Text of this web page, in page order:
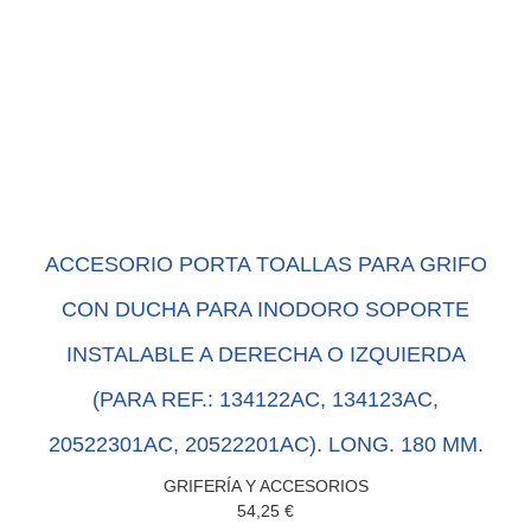
ACCESORIO PORTA TOALLAS PARA GRIFO
CON DUCHA PARA INODORO SOPORTE
INSTALABLE A DERECHA O IZQUIERDA
(PARA REF.: 134122AC, 134123AC,
20522301AC, 20522201AC). LONG. 180 MM.
GRIFERÍA Y ACCESORIOS
54,25 €